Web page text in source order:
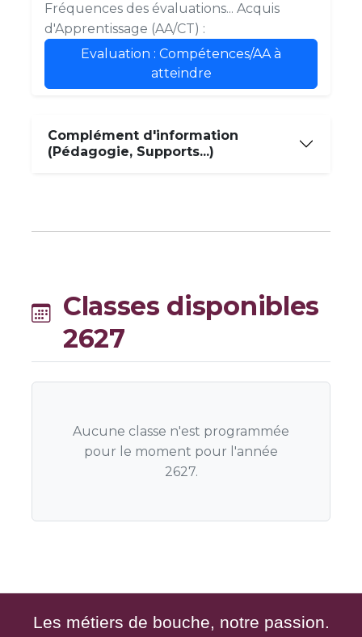
Fréquences des évaluations... Acquis
d'Apprentissage (AA/CT) :
Evaluation : Compétences/AA à
atteindre
Complément d'information
(Pédagogie, Supports...)
Classes disponibles
2627
Aucune classe n'est programmée
pour le moment pour l'année
2627.
Les métiers de bouche, notre passion.